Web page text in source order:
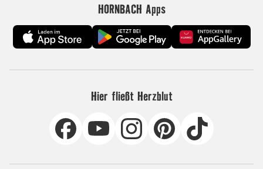
HORNBACH Apps
Hier fließt Herzblut